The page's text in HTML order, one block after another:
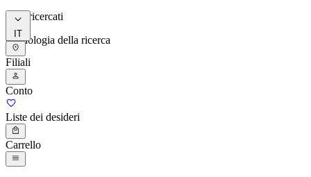
I più ricercati
Cronologia della ricerca
IT
Filiali
Conto
Liste dei desideri
Carrello